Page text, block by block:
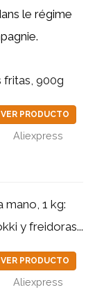
le régime
fritas, 900g
VER PRODUCTO
Aliexpress
mano, 1 kg:
y freidoras...
VER PRODUCTO
Aliexpress